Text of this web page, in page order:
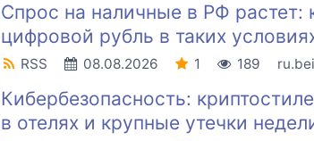
Спрос на наличные в РФ растет:
цифровой рубль в таких
RSS 08.08.2026 1 189
Кибербезопасность:
в отелях и крупные утечки